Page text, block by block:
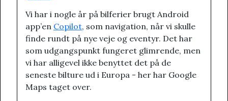
Vi har i nogle år på bilferier brugt Android
app’en Copilot, som navigation, når vi skulle
finde rundt på nye veje og eventyr. Det har
som udgangspunkt fungeret glimrende, men
vi har alligevel ikke benyttet det på de
seneste bilture ud i Europa - her har Google
Maps taget over.